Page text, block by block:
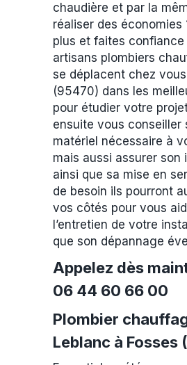
chaudière et par la
réaliser des économies
plus et faites confiance
artisans plombiers
se déplacent chez vous
(95470) dans les
pour étudier votre
ensuite vous conseiller
matériel nécessaire à
mais aussi assurer son
ainsi que sa mise en
de besoin ils pourront
vos côtés pour vous
l’entretien de votre
que son dépannage
Appelez dès
06 44 60 66 00
Plombier
Leblanc à Fosses